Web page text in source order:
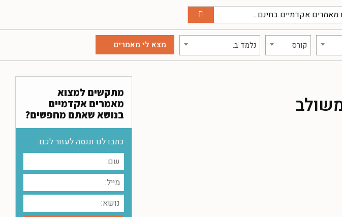
קורס נלמד ב:
מתקשים למצוא
מאמרים אקדמיים
בנושא שאתם מחפשים?
כתבו לנו וננסה לעזור לכם: